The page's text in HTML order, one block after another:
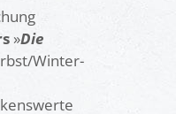
»Die
Winter-